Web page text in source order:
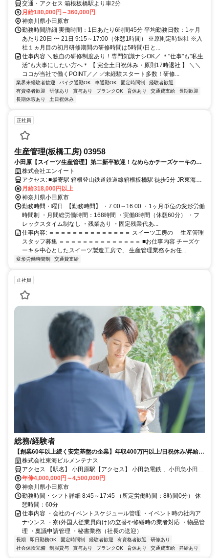
交通・アクセス 箱根板橋駅より車2分
月給180,000円～360,000円
神奈川県小田原市
勤務時間詳細 実働時間：1日あたり6時間45分 平均勤務日数：1ヶ月
あたり20日 〜 21日 9:15～17:00（休憩1時間） ※原則定時退社 ※入
社１ヵ月目の初月研修期間の研修時間は5時間/日と...
仕事内容 ＼独自の研修制度あり！専門知識ナシOK／ ＊"仕事"も"私生
活"も大事にしたい方へ＊ 【 完全土日祝休み・原則17時退社 】 ＼＼
ココが当社で働くPOINT／／ ✅未経験スタート多数！研修...
業界未経験者歓迎 バイク通勤OK 車通勤OK 固定時間制
経験者歓迎
有資格者歓迎
研修あり 賞与あり ブランクOK 育休あり 交通費支給
長期歓迎
長期休暇あり
土日祝休み
正社員
生産管理(板橋工房) 03958
小田原【スイーツ生産管理】第二新卒歓迎！なめらかチーズケーキの生
産リーダー
株式会社エンイート
アクセス: ■最寄駅 箱根登山鉄道鉄道線箱根板橋駅 徒歩5分 JR東海道
本線早川駅 徒歩25分
月給318,000円以上
神奈川県小田原市
勤務時間・曜日: 【勤務時間】 ・7:00～16:00 ・1ヶ月単位の変形労働
時間制 ・月間総労働時間：168時間 ・実働8時間（休憩60分） ・フ
レックスタイム制なし ・残業あり ・固定残業代あ...
仕事内容: ＝＝＝＝＝＝＝＝＝＝＝＝＝＝ スイーツ工房の 生産管理
スタッフ募集 ＝＝＝＝＝＝＝＝＝＝＝＝＝＝ ■お仕事内容 チーズケ
ーキを中心としたスイーツ製造工房で、 生産管理業務をお任...
変形労働時間制 交通費支給
正社員
総務/経験者
【創業60年以上続く安定基盤の企業】年収400万円以上/日祝休み/昇給賞
与あり
株式会社東海ビルメンテナス
アクセス 【駅名】 小田原駅【アクセス】 小田急電鉄 、小田急小田原
線「小田原駅」より徒歩15分
年俸4,000,000円～4,500,000円
神奈川県小田原市
勤務時間・シフト詳細 8:45～17:45 （所定労働時間：8時間0分） 休
憩時間：60分
仕事内容 ・会社のイベントスケジュール管理 ・イベント時の社内ア
ナウンス ・寮(外国人従業員向け)の立替や修繕時の業者対応 ・物品管
理 ・稟議申請管理 ・秘書業務（社長の送迎）
長期 即日勤務OK 固定時間制 経験者歓迎 有資格者歓迎
研修あり
社会保険完備
制服貸与 賞与あり ブランクOK 育休あり 交通費支給 昇給あり